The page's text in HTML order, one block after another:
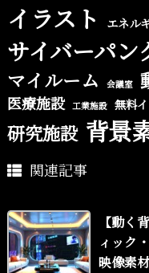
イラスト エネル
サイバーパン
マイルーム 会議室
医療施設 工業施設 無料
研究施設 背景
関連記事
【動く
ィック
映像素